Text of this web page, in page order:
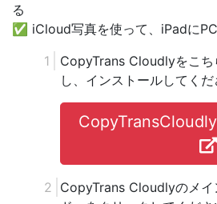
る
✅ iCloud写真を使って、iPadに
CopyTrans Cloudlyをこち
し、インストールしてくだ
CopyTrans Cloudlyのメイ